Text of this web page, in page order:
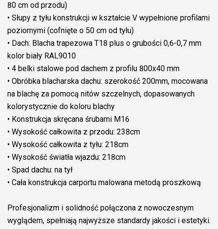
80 cm od przodu)
• Słupy z tyłu konstrukcji w kształcie V wypełnione profilami
poziomymi (cofnięte o 50 cm od tyłu)
• Dach: Blacha trapezowa T18 plus o grubości 0,6-0,7 mm
kolor biały RAL9010
• 4 belki stalowe pod dachem z profilu 800x40 mm
• Obróbka blacharska dachu: szerokość 200mm, mocowana
na blachę za pomocą nitów szczelnych, dopasowanych
kolorystycznie do koloru blachy
• Konstrukcja skręcana śrubami M16
• Wysokość całkowita z przodu: 238cm
• Wysokość całkowita z tyłu: 218cm
• Wysokość światła wjazdu: 218cm
• Spad dachu: na tył
• Cała konstrukcja carportu malowana metodą proszkową
Profesjonalizm i solidność połączona z nowoczesnym
wyglądem, spełniają najwyższe standardy jakości i estetyki.